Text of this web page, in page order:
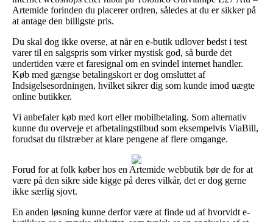
Artemide forinden du placerer ordren, således at du er sikker på
at antage den billigste pris.
Du skal dog ikke overse, at når en e-butik udlover bedst i test
varer til en salgspris som virker mystisk god, så burde det
undertiden være et faresignal om en svindel internet handler.
Køb med gængse betalingskort er dog omsluttet af
Indsigelsesordningen, hvilket sikrer dig som kunde imod uægte
online butikker.
Vi anbefaler køb med kort eller mobilbetaling. Som alternativ
kunne du overveje et afbetalingstilbud som eksempelvis ViaBill,
forudsat du tilstræber at klare pengene af flere omgange.
Forud for at folk køber hos en Artemide webbutik bør de for at
være på den sikre side kigge på deres vilkår, det er dog gerne
ikke særlig sjovt.
En anden løsning kunne derfor være at finde ud af hvorvidt e-